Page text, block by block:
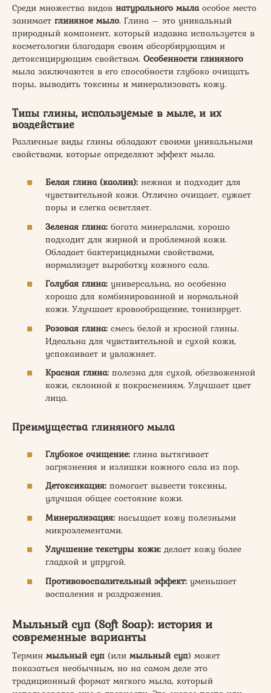
Среди множества видов натурального мылаособое место
занимает глиняное мыло. Глина – это уникальный
природный компонент, который издавна используется в
косметологии благодаря своим абсорбирующим и
детоксицирующим свойствам. Особенности глиняного
мыла заключаются в его способности глубоко очищать
поры, выводить токсины и минерализовать кожу.
Типы глины, используемые в мыле, и их
воздействие
Различные виды глины обладают своими уникальными
свойствами, которые определяют эффект мыла.
Белая глина (каолин): нежная и подходит для
чувствительной кожи. Отлично очищает, сужает
поры и слегка осветляет.
Зеленая глина: богата минералами, хорошо
подходит для жирной и проблемной кожи.
Обладает бактерицидными свойствами,
нормализует выработку кожного сала.
Голубая глина: универсальна, но особенно
хороша для комбинированной и нормальной
кожи. Улучшает кровообращение, тонизирует.
Розовая глина: смесь белой и красной глины.
Идеальна для чувствительной и сухой кожи,
успокаивает и увлажняет.
Красная глина: полезна для сухой, обезвоженной
кожи, склонной к покраснениям. Улучшает цвет
лица.
Преимущества глиняного мыла
Глубокое очищение: глина вытягивает
загрязнения и излишки кожного сала из пор.
Детоксикация: помогает вывести токсины,
улучшая общее состояние кожи.
Минерализация: насыщает кожу полезными
микроэлементами.
Улучшение текстуры кожи: делает кожу более
гладкой и упругой.
Противовоспалительный эффект: уменьшает
воспаления и раздражения.
Мыльный суп (Soft Soap): история и
современные варианты
Термин мыльный суп (или мыльный суп) может
показаться необычным, но на самом деле это
традиционный формат мягкого мыла, который